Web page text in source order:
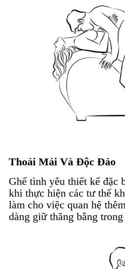
Thoải Mái Và Độc Đáo
Ghế tình yêu thiết kế đặc
khi thực hiện các tư thế
làm cho việc quan hệ
dàng giữ thăng bằng